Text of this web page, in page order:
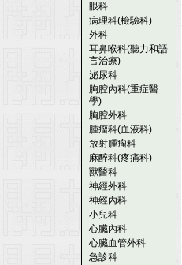
眼科
病理科(檢驗科)
外科
耳鼻喉科(聽力和語
言治療)
泌尿科
胸腔內科(重症醫
學)
胸腔外科
腫瘤科(血液科)
放射腫瘤科
麻醉科(疼痛科)
獸醫科
神經外科
神經內科
小兒科
心臟內科
心臟血管外科
急診科